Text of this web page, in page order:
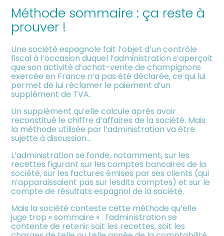
Investir dans la location
meublée
Méthode sommaire : ça reste à
prouver !
Une société espagnole fait l’objet d’un contrôle
fiscal à l’occasion duquel l’administration s’aperçoit
que son activité d’achat-vente de champignons
exercée en France n’a pas été déclarée, ce qui lui
permet de lui réclamer le paiement d’un
supplément de TVA.
Un supplément qu’elle calcule après avoir
reconstitué le chiffre d’affaires de la société. Mais
la méthode utilisée par l’administration va être
sujette à discussion…
L’administration se fonde, notamment, sur les
recettes figurant sur les comptes bancaires de la
société, sur les factures émises par ses clients (qui
n’apparaissaient pas sur lesdits comptes) et sur le
compte de résultats espagnol de la société.
Mais la société conteste cette méthode qu’elle
juge trop « sommaire » : l’administration se
contente de retenir soit les recettes, soit les